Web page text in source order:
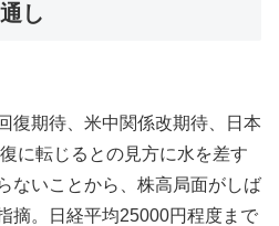
し
復期待、米中関係改期待、日本
に転じるとの見方に水を差す
ないことから、株高局面がしば
摘。日経平均25000円程度まで